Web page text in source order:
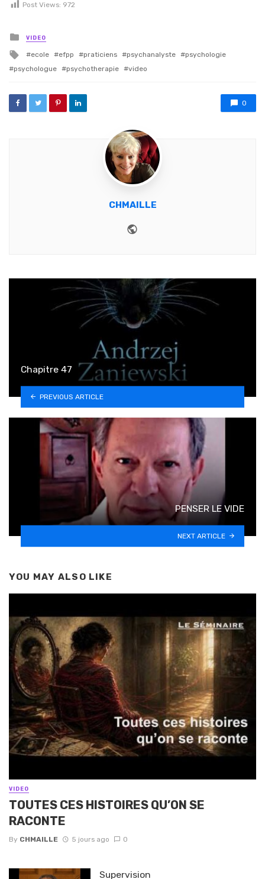
Post Views: 972
Posted in
VIDEO
Tagged with
ecole efpp praticiens psychanalyste
psychologie
psychologue
psychotherapie video
0
CHMAILLE
Chapitre 47
PREVIOUS ARTICLE
PENSER LE VIDE
NEXT ARTICLE
YOU MAY ALSO LIKE
VIDEO
TOUTES CES HISTOIRES QU’ON SE
RACONTE
By CHMAILLE 5 jours ago 0
Supervision